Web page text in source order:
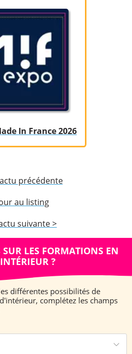
In France 2026
précédente
au listing
suivante >
SUR LES FORMATIONS EN
?
différentes possibilités de
complétez les champs